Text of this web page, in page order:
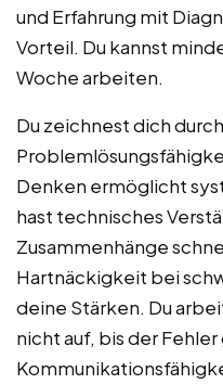
und Erfahrung mit
Vorteil. Du kannst
Woche arbeiten.
Du zeichnest dich
Denken ermöglicht
hast technisches
Zusammenhänge
Hartnäckigkeit bei
deine Stärken. Du
nicht auf, bis der